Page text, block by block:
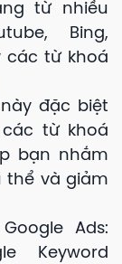
từ nhiều
Bing,
các từ khoá
đặc biệt
từ khoá
bạn nhắm
thể và giảm
Ads:
Keyword